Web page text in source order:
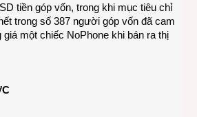
tiền góp vốn, trong khi mục tiêu chỉ
trong số 387 người góp vốn đã cam
giá một chiếc NoPhone khi bán ra thị